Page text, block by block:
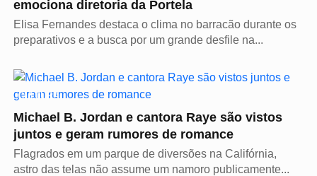
emociona diretoria da Portela
Elisa Fernandes destaca o clima no barracão durante os
preparativos e a busca por um grande desfile na...
CULTURA
Michael B. Jordan e cantora Raye são vistos
juntos e geram rumores de romance
Flagrados em um parque de diversões na Califórnia,
astro das telas não assume um namoro publicamente...